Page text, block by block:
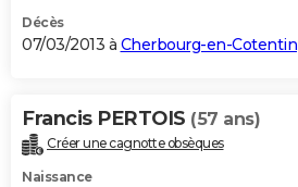
Décès
07/03/2013 à Cherbourg-en-Cotentin
Francis PERTOIS (57 ans)
Créer une cagnotte obsèques
Naissance